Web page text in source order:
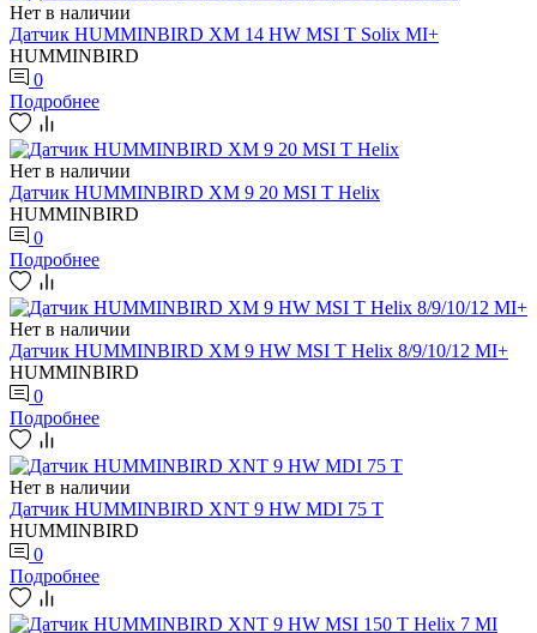
Нет в наличии
Датчик HUMMINBIRD XM 14 HW MSI T Solix MI+
HUMMINBIRD
0
Подробнее
Нет в наличии
Датчик HUMMINBIRD XM 9 20 MSI T Helix
HUMMINBIRD
0
Подробнее
Нет в наличии
Датчик HUMMINBIRD XM 9 HW MSI T Helix 8/9/10/12 MI+
HUMMINBIRD
0
Подробнее
Нет в наличии
Датчик HUMMINBIRD XNT 9 HW MDI 75 T
HUMMINBIRD
0
Подробнее